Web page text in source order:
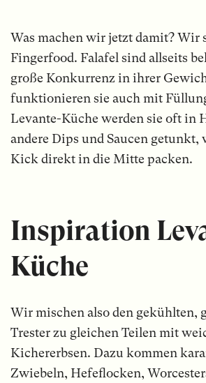
Was machen wir jetzt damit? Wir
Fingerfood. Falafel sind allseits
große Konkurrenz in ihrer
funktionieren sie auch mit
Levante-Küche werden sie oft in
andere Dips und Saucen getunkt,
Kick direkt in die Mitte packen.
Inspiration
Küche
Wir mischen also den gekühlten,
Trester zu gleichen Teilen mit
Kichererbsen. Dazu kommen
Zwiebeln, Hefeflocken,